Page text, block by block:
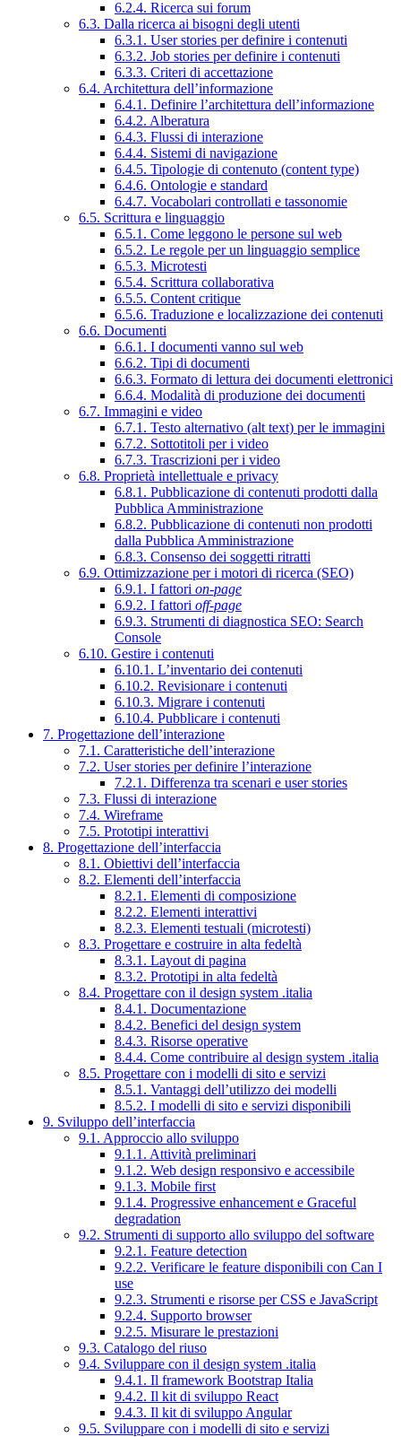
6.2.4. Ricerca sui forum
6.3. Dalla ricerca ai bisogni degli utenti
6.3.1. User stories per definire i contenuti
6.3.2. Job stories per definire i contenuti
6.3.3. Criteri di accettazione
6.4. Architettura dell’informazione
6.4.1. Definire l’architettura dell’informazione
6.4.2. Alberatura
6.4.3. Flussi di interazione
6.4.4. Sistemi di navigazione
6.4.5. Tipologie di contenuto (content type)
6.4.6. Ontologie e standard
6.4.7. Vocabolari controllati e tassonomie
6.5. Scrittura e linguaggio
6.5.1. Come leggono le persone sul web
6.5.2. Le regole per un linguaggio semplice
6.5.3. Microtesti
6.5.4. Scrittura collaborativa
6.5.5. Content critique
6.5.6. Traduzione e localizzazione dei contenuti
6.6. Documenti
6.6.1. I documenti vanno sul web
6.6.2. Tipi di documenti
6.6.3. Formato di lettura dei documenti elettronici
6.6.4. Modalità di produzione dei documenti
6.7. Immagini e video
6.7.1. Testo alternativo (alt text) per le immagini
6.7.2. Sottotitoli per i video
6.7.3. Trascrizioni per i video
6.8. Proprietà intellettuale e privacy
6.8.1. Pubblicazione di contenuti prodotti dalla
Pubblica Amministrazione
6.8.2. Pubblicazione di contenuti non prodotti
dalla Pubblica Amministrazione
6.8.3. Consenso dei soggetti ritratti
6.9. Ottimizzazione per i motori di ricerca (SEO)
6.9.1. I fattori on-page
6.9.2. I fattori off-page
6.9.3. Strumenti di diagnostica SEO: Search
Console
6.10. Gestire i contenuti
6.10.1. L’inventario dei contenuti
6.10.2. Revisionare i contenuti
6.10.3. Migrare i contenuti
6.10.4. Pubblicare i contenuti
7. Progettazione dell’interazione
7.1. Caratteristiche dell’interazione
7.2. User stories per definire l’interazione
7.2.1. Differenza tra scenari e user stories
7.3. Flussi di interazione
7.4. Wireframe
7.5. Prototipi interattivi
8. Progettazione dell’interfaccia
8.1. Obiettivi dell’interfaccia
8.2. Elementi dell’interfaccia
8.2.1. Elementi di composizione
8.2.2. Elementi interattivi
8.2.3. Elementi testuali (microtesti)
8.3. Progettare e costruire in alta fedeltà
8.3.1. Layout di pagina
8.3.2. Prototipi in alta fedeltà
8.4. Progettare con il design system .italia
8.4.1. Documentazione
8.4.2. Benefici del design system
8.4.3. Risorse operative
8.4.4. Come contribuire al design system .italia
8.5. Progettare con i modelli di sito e servizi
8.5.1. Vantaggi dell’utilizzo dei modelli
8.5.2. I modelli di sito e servizi disponibili
9. Sviluppo dell’interfaccia
9.1. Approccio allo sviluppo
9.1.1. Attività preliminari
9.1.2. Web design responsivo e accessibile
9.1.3. Mobile first
9.1.4. Progressive enhancement e Graceful
degradation
9.2. Strumenti di supporto allo sviluppo del software
9.2.1. Feature detection
9.2.2. Verificare le feature disponibili con Can I
use
9.2.3. Strumenti e risorse per CSS e JavaScript
9.2.4. Supporto browser
9.2.5. Misurare le prestazioni
9.3. Catalogo del riuso
9.4. Sviluppare con il design system .italia
9.4.1. Il framework Bootstrap Italia
9.4.2. Il kit di sviluppo React
9.4.3. Il kit di sviluppo Angular
9.5. Sviluppare con i modelli di sito e servizi